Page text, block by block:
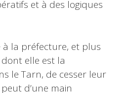
et à des logiques
à la préfecture, et plus
elle est la
le Tarn, de cesser leur
d’une main